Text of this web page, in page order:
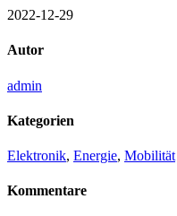
2022-12-29
Autor
admin
Kategorien
Elektronik, Energie, Mobilität
Kommentare